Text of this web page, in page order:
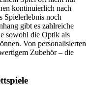
kontinuierlich nach
Spielerlebnis noch
gibt es zahlreiche
sowohl die Optik als
Von personalisierten
Zubehör – die